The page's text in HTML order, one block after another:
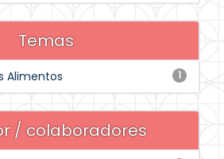
Temas
1
Alimentos
/ colaboradores